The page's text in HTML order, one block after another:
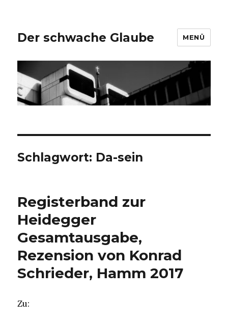
Der schwache Glaube MENÜ
Schlagwort: Da-sein
Registerband zur
Heidegger
Gesamtausgabe,
Rezension von Konrad
Schrieder, Hamm 2017
Zu: